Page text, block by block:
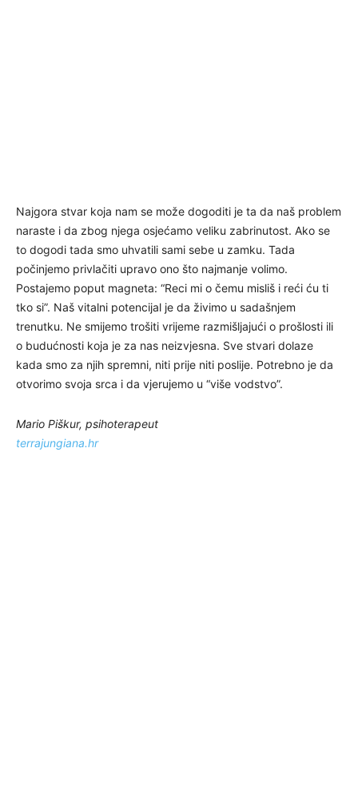
Najgora stvar koja nam se može dogoditi je ta da naš problem
naraste i da zbog njega osjećamo veliku zabrinutost. Ako se
to dogodi tada smo uhvatili sami sebe u zamku. Tada
počinjemo privlačiti upravo ono što najmanje volimo.
Postajemo poput magneta: “Reci mi o čemu misliš i reći ću ti
tko si”. Naš vitalni potencijal je da živimo u sadašnjem
trenutku. Ne smijemo trošiti vrijeme razmišljajući o prošlosti ili
o budućnosti koja je za nas neizvjesna. Sve stvari dolaze
kada smo za njih spremni, niti prije niti poslije. Potrebno je da
otvorimo svoja srca i da vjerujemo u “više vodstvo”.
Mario Piškur, psihoterapeut
terrajungiana.hr